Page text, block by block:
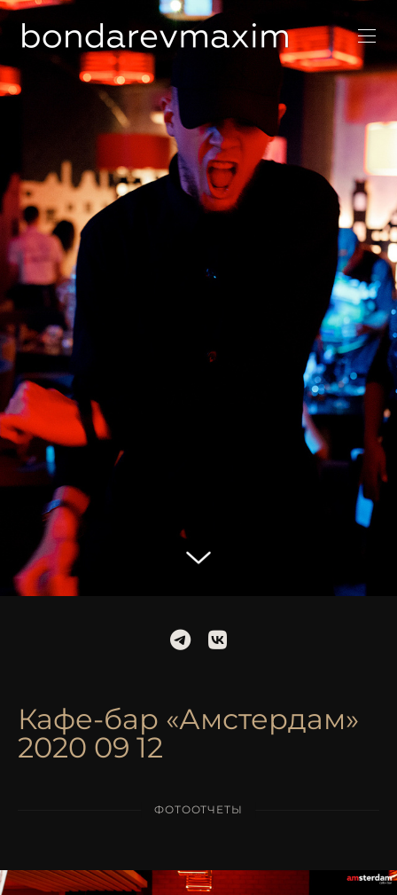
Кафе-бар «Амстердам»
2020 09 12
ФОТООТЧЕТЫ